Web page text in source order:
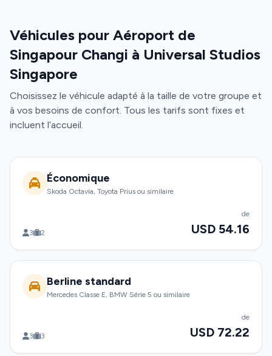
Véhicules pour Aéroport de
Singapour Changi à Universal Studios
Singapore
Choisissez le véhicule adapté à la taille de votre groupe et
à vos besoins de confort. Tous les tarifs sont fixes et
incluent l’accueil.
Économique
Skoda Octavia, Toyota Prius ou similaire
3 2
de
USD 54.16
Berline standard
Mercedes Classe E, BMW Série 5 ou similaire
3 3
de
USD 72.22